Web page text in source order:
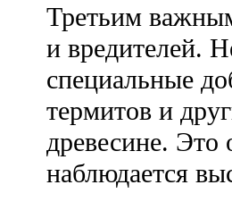
Третьим
и вредителей.
специальные
термитов и
древесине. Это
наблюдается